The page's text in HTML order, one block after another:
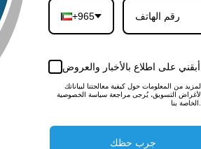
+965
أبقني على اطلاع بالأخبار والعروض
لمزيد من المعلومات حول كيفية معالجتنا لبياناتك
لأغراض التسويق، يُرجى مراجعة سياسة الخصوصية
جرب حظك